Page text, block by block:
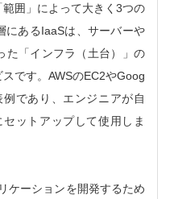
囲」によって大きく3つの
にあるIaaSは、サーバーや
た「インフラ（土台）」の
です。AWSのEC2やGoog
であり、エンジニアが自
ットアップして使用しま
ケーションを開発するため